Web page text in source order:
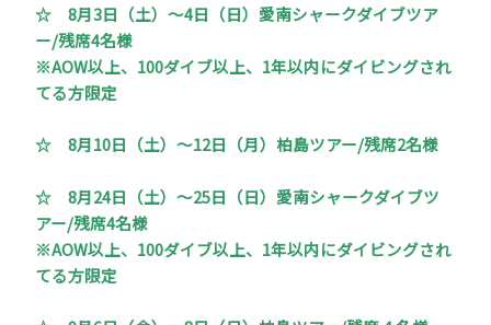
☆ 8月3日（土）～4日（日）愛南シャークダイブツア
ー/残席4名様
※AOW以上、100ダイブ以上、1年以内にダイビングされ
てる方限定
☆ 8月10日（土）～12日（月）柏島ツアー/残席2名様
☆ 8月24日（土）～25日（日）愛南シャークダイブツ
アー/残席4名様
※AOW以上、100ダイブ以上、1年以内にダイビングされ
てる方限定